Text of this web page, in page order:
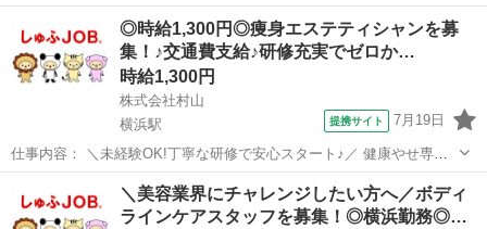
09:00~18:00/09:00~12:00/12:00~15:00/15:00~18:00 月/火/水/木/金/土
などから選べます [勤務地・最寄駅]： 神奈川県...
横浜市 エステ
◎時給1,300円◎痩身エステティシャンを募
集！♪交通費支給♪研修充実でゼロか…
時給1,300円
株式会社村山
横浜駅
提携サイト 7月19日
仕事内容： ＼未経験OK!丁寧な研修で安心スタート♪／ 健康やせ専門
イヴでは、未経験から美容のプロを目指せる環境を整えています。 お
客様の受付やカウンセリング、施術を通じて美容知識を身につけるこ
とができます。 ◆受付・カウ...
横浜市 横浜駅 エステ
＼美容業界にチャレンジしたい方へ／ボディ
ラインケアスタッフを募集！◎横浜勤務◎…